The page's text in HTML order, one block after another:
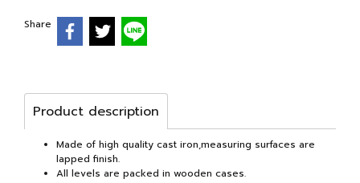
Share
Product description
Made of high quality cast iron,measuring surfaces are
lapped finish.
All levels are packed in wooden cases.